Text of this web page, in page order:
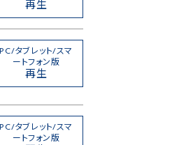
再生
PC/タブレット/スマ
ートフォン版
再生
PC/タブレット/スマ
ートフォン版